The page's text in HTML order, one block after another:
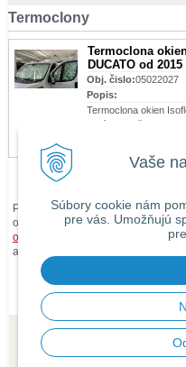
Vaše
Súbory cookie nám
pre vás. Umožňujú
Termoclony
Termoclona
DUCATO od
Obj. čislo:05022027
Popis:
Termoclona okien
kabína vodiča - 3 diely
Pri zaslaní tovaru mimo územia
objednávke prirátanénáklady na
obchodných podmienok
. O cene
alebo e-mailom.
© 2026 isaauto.sk • tvorba